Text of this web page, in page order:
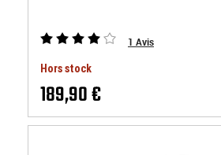
1 Avis
Hors stock
189,90 €